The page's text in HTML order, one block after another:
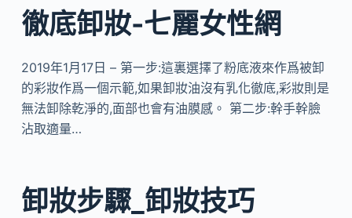
徹底卸妝-七麗女性網
2019年1月17日 – 第一步:這裏選擇了粉底液來作爲被卸
的彩妝作爲一個示範,如果卸妝油沒有乳化徹底,彩妝則是
無法卸除乾淨的,面部也會有油膜感。 第二步:幹手幹臉
沾取適量…
卸妝步驟_卸妝技巧